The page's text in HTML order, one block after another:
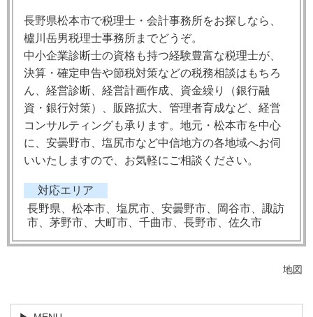
長野県松本市で税理士・会計事務所をお探しなら、
櫨川岳男税理士事務所までどうぞ。
中小企業診断士の資格も持つ経験豊富な税理士が、
決算・確定申告や節税対策などの税務相談はもちろ
ん、経営診断、経営計画作成、資金繰り（銀行融
資・銀行対策）、販路拡大、管理者育成など、経営
コンサルティングも承ります。地元・松本市を中心
に、安曇野市、塩尻市など中信地方の各地域へお伺
いいたしますので、お気軽にご相談ください。
対応エリア
長野県、松本市、塩尻市、安曇野市、岡谷市、諏訪
市、茅野市、大町市、千曲市、長野市、佐久市
地図